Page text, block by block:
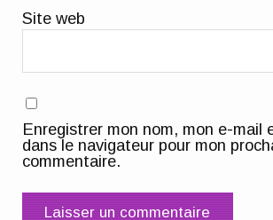
Site web
Enregistrer mon nom, mon e-mail
dans le navigateur pour mon
commentaire.